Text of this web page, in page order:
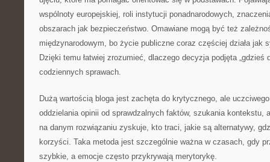
wspólnoty europejskiej, roli instytucji ponadnarodowych,
obszarach jak bezpieczeństwo. Omawiane mogą być też
międzynarodowym, bo życie publiczne coraz częściej działa jak
Dzięki temu łatwiej zrozumieć, dlaczego decyzja podjęta „gdzieś
codziennych sprawach.
Dużą wartością bloga jest zachęta do krytycznego, ale
oddzielania opinii od sprawdzalnych faktów, szukania kontekstu,
na danym rozwiązaniu zyskuje, kto traci, jakie są alternatywy,
korzyści. Taka metoda jest szczególnie ważna w czasach, gdy
szybkie, a emocje często przykrywają merytorykę.